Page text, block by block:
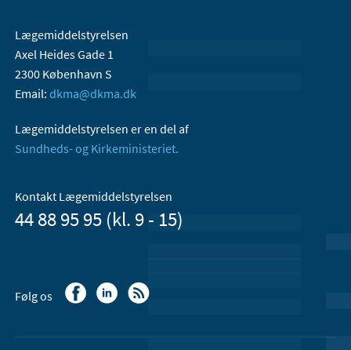
Lægemiddelstyrelsen
Axel Heides Gade 1
2300 København S
Email: dkma@dkma.dk
Lægemiddelstyrelsen er en del af
Sundheds- og Kirkeministeriet.
Kontakt Lægemiddelstyrelsen
44 88 95 95 (kl. 9 - 15)
Følg os